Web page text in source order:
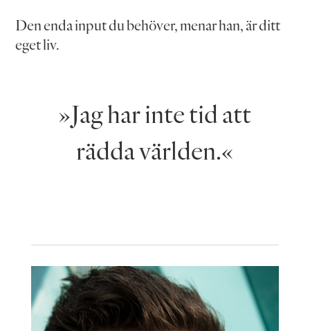
Den enda input du behöver, menar han, är ditt
eget liv.
»Jag har inte tid att
rädda världen.«